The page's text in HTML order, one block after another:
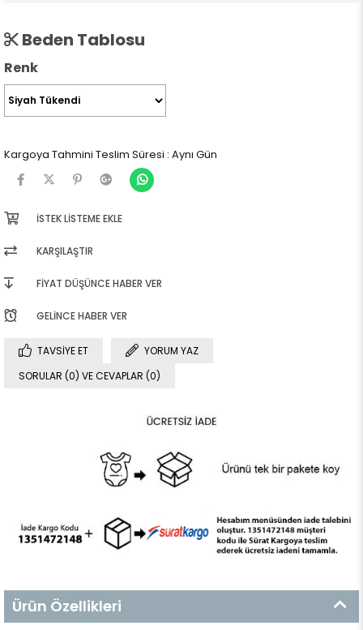
Beden Tablosu
Renk
Kargoya Tahmini Teslim Süresi : Aynı Gün
İSTEK LISTEME EKLE
KARŞILAŞTIR
FIYAT DÜŞÜNCE HABER VER
GELINCE HABER VER
TAVSIYE ET
YORUM YAZ
SORULAR (0) VE CEVAPLAR (0)
Ürün Özellikleri